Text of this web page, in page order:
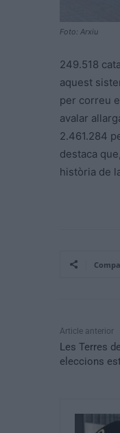
Foto: Arxiu
249.518
aquest
per correu
avalar
2.461.284
destaca
història de
Article anterior
Les Terres
eleccions